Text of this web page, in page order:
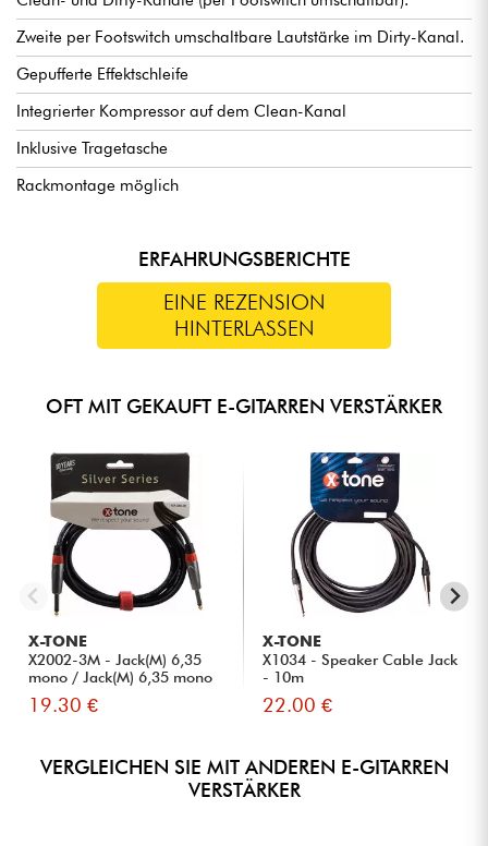
Zweite per Footswitch umschaltbare Lautstärke im Dirty-Kanal.
Gepufferte Effektschleife
Integrierter Kompressor auf dem Clean-Kanal
Inklusive Tragetasche
Rackmontage möglich
ERFAHRUNGSBERICHTE
EINE REZENSION
HINTERLASSEN
OFT MIT GEKAUFT E-GITARREN VERSTÄRKER
X-TONE
X2002-3M - Jack(M) 6,35
mono / Jack(M) 6,35 mono
S...
19.30 €
X-TONE
X1034 - Speaker Cable Jack
- 10m
22.00 €
VERGLEICHEN SIE MIT ANDEREN E-GITARREN
VERSTÄRKER